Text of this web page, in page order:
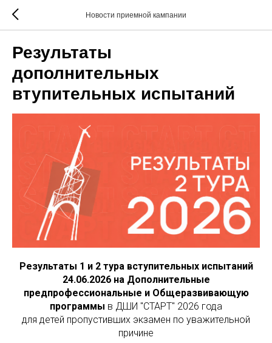
Новости приемной кампании
Результаты
дополнительных
втупительных испытаний
Результаты 1 и 2 тура вступительных испытаний
24.06.2026 на Дополнительные
предпрофессиональные и Общеразвивающую
программы в ДШИ "СТАРТ" 2026 года
для детей пропустивших экзамен по уважительной
причине